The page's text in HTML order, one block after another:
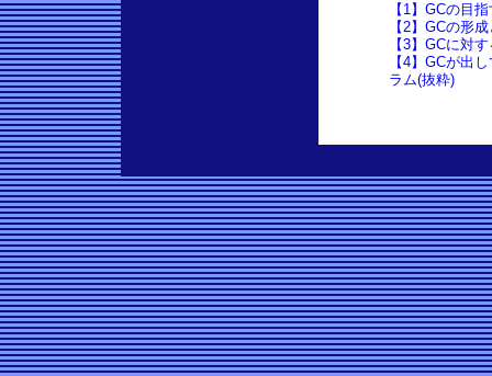
【1】GCの目
【2】GCの形
【3】GCに対
【4】GCが出
ラム(抜粋)